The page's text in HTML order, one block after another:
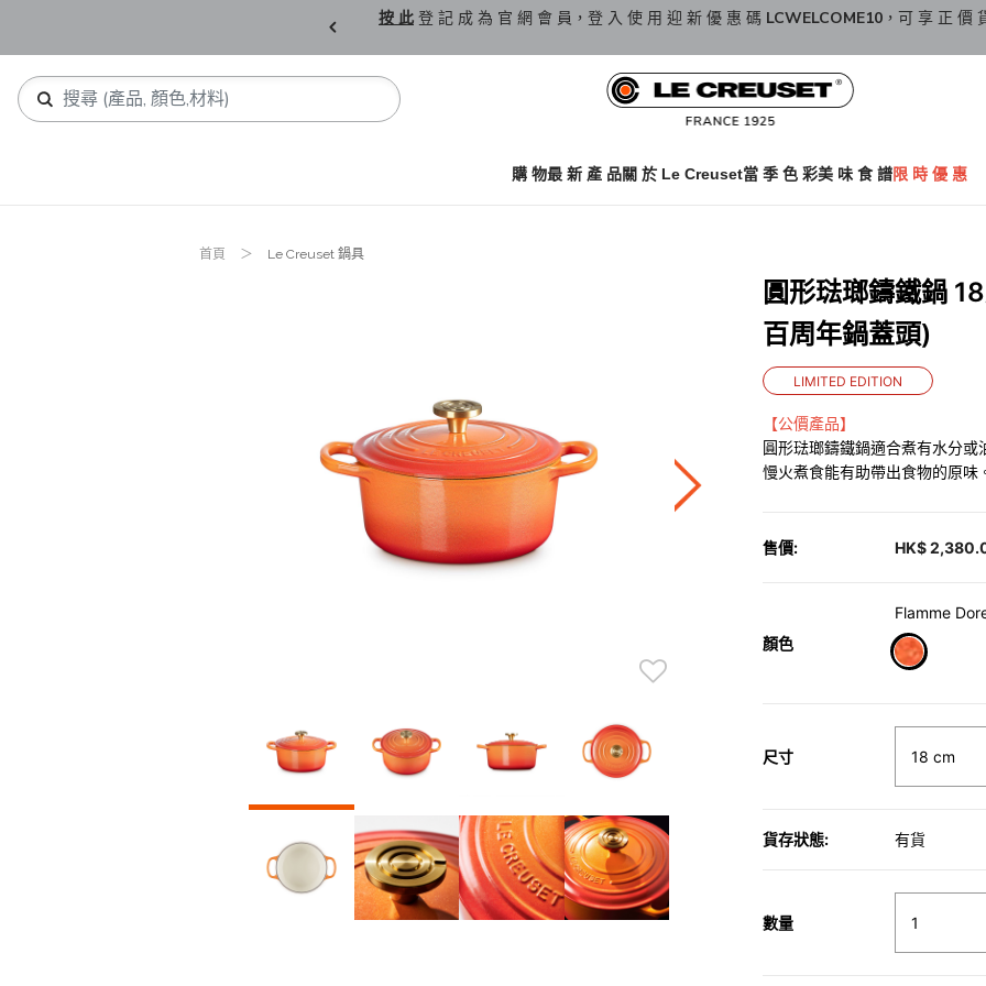
按 此 登 記 成 為 官 網 會 員，登 入 使 用 迎 新 優 惠 碼 LCWELCOME10 ，可 享 正 價
購 物最 新 產 品關 於 Le Creuset當 季 色 彩美 味 食 譜限 時 優 惠
首頁 Le Creuset 鍋具
圓形琺瑯鑄鐵鍋
百周年鍋蓋頭)
LIMITED EDITION
【公價產品】
圓形琺瑯鑄鐵鍋適合煮有水分或
慢火煮食能有助帶出食物的原味
售價: HK$
顏色
Flamme
尺寸
貨存狀態: 有貨
數量